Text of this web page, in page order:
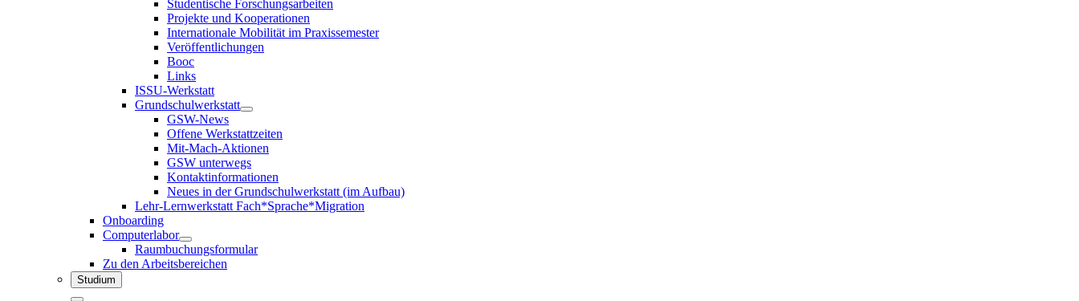
Studentische Forschungsarbeiten
Projekte und Kooperationen
Internationale Mobilität im Praxissemester
Veröffentlichungen
Booc
Links
ISSU-Werkstatt
Grundschulwerkstatt
GSW-News
Offene Werkstattzeiten
Mit-Mach-Aktionen
GSW unterwegs
Kontaktinformationen
Neues in der Grundschulwerkstatt (im Aufbau)
Lehr-Lernwerkstatt Fach*Sprache*Migration
Onboarding
Computerlabor
Raumbuchungsformular
Zu den Arbeitsbereichen
Studium